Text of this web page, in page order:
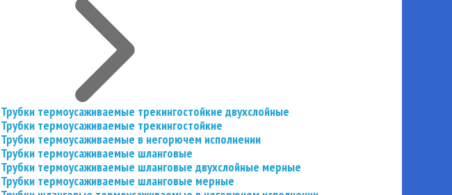
Трубки термоусаживаемые трекингостойкие двухслойные
Трубки термоусаживаемые трекингостойкие
Трубки термоусаживаемые в негорючем исполнении
Трубки термоусаживаемые шланговые
Трубки термоусаживаемые шланговые двухслойные мерные
Трубки термоусаживаемые шланговые мерные